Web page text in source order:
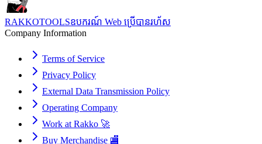
RAKKOTOOLSឧបករណ៍ Web ប្រើបានរហ័ស
Company Information
Terms of Service
Privacy Policy
External Data Transmission Policy
Operating Company
Work at Rakko 🚀
Buy Merchandise 🏬